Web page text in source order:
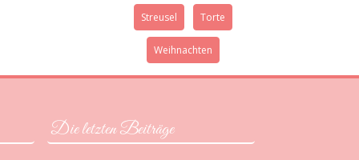
Streusel Torte
Weihnachten
Die letzten Beiträge